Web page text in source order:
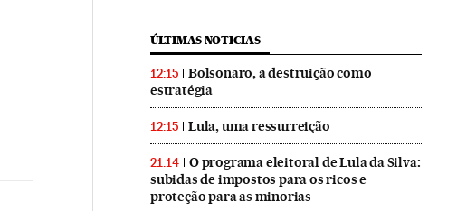
ÚLTIMAS NOTICIAS
12:15
Bolsonaro, a destruição como
estratégia
12:15 Lula, uma ressurreição
21:14
O programa eleitoral de Lula da Silva:
subidas de impostos para os ricos e
proteção para as minorias